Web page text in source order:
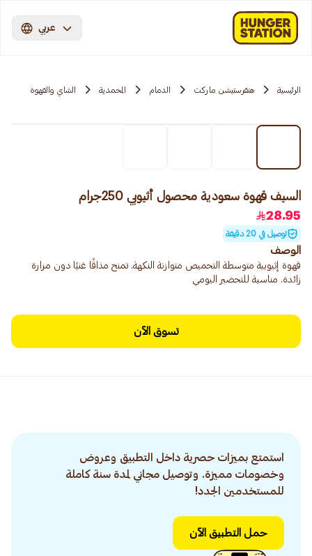
عربي
الرئيسية هنقرستيشن ماركت الدمام المحمدية الشاي والقهوة
السيف قهوة سعودية محصول أثيوبي 250جرام
28.95
توصيل في 20 دقيقة
الوصف
قهوة إثيوبية متوسطة التحميص متوازنة النكهة. تمنح مذاقًا غنيًا دون مرارة
زائدة. مناسبة للتحضير اليومي
تسوق الآن
استمتع بميزات حصرية داخل التطبيق وعروض
وخصومات مميزة. وتوصيل مجاني لمدة سنة كاملة
للمستخدمين الجدد!
حمل التطبيق الآن